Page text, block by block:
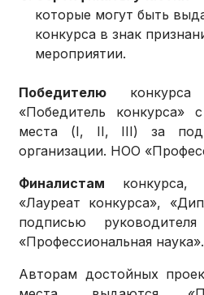
которые могут быть
конкурса в знак
мероприятии.
Победителю конкурса
«Победитель конкурса»
места (I, II, III) за
организации. НОО
Финалистам конкурса,
«Лауреат конкурса»,
подписью
«Профессиональная наука».
Авторам достойных